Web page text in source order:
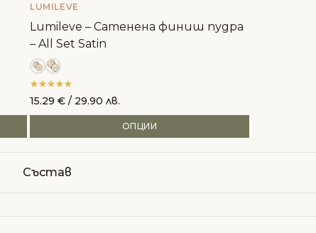
LUMILEVE
Lumileve – Сатенена финиш пудра
– All Set Satin
15.29 € / 29.90 лв.
ОПЦИИ
Състав